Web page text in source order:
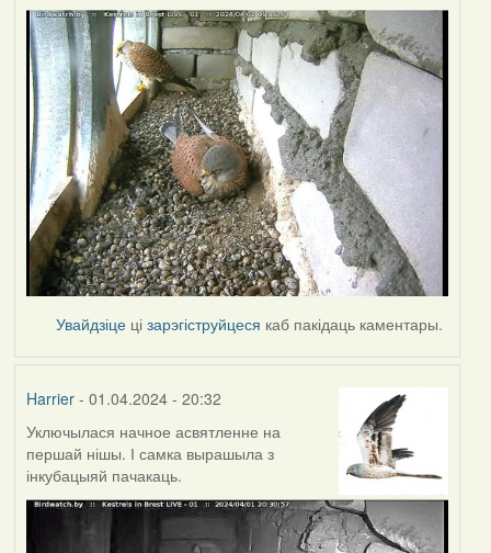
Увайдзіце цізарэгіструйцеся каб пакідаць каментары.
Harrier- 01.04.2024 - 20:32
Уключылася начное асвятленне на
першай нішы. І самка вырашыла з
інкубацыяй пачакаць.